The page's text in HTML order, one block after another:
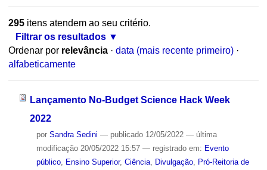
295itens atendem ao seu critério.
Filtrar os resultados
Ordenar por relevância · data (mais recente primeiro) ·
alfabeticamente
Lançamento No-Budget Science Hack Week
2022
por Sandra Sedini — publicado12/05/2022 — última
modificação20/05/2022 15:57 — registrado em: Evento
público, Ensino Superior, Ciência, Divulgação,
Pró-Reitoria de